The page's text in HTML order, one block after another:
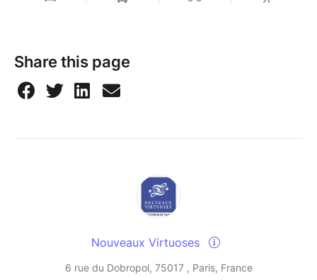
Share this page
Nouveaux Virtuoses
6 rue du Dobropol, 75017 , Paris, France